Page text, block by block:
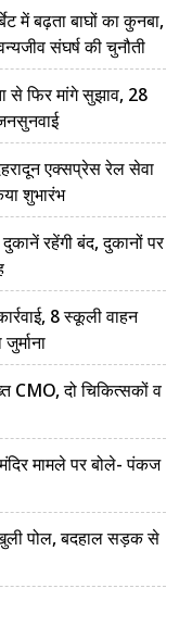
में बढ़ता बाघों का कुनबा,
संघर्ष की चुनौती
से फिर मांगे सुझाव, 28
एक्सप्रेस रेल सेवा
शुभारंभ
रहेंगी बंद, दुकानों पर
8 स्कूली वाहन
CMO, दो चिकित्सकों व
मंदिर मामले पर बोले- पंकज
खुली पोल, बदहाल सड़क से